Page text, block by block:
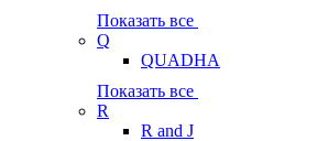
Показать все
Q
QUADHA
Показать все
R
R and J